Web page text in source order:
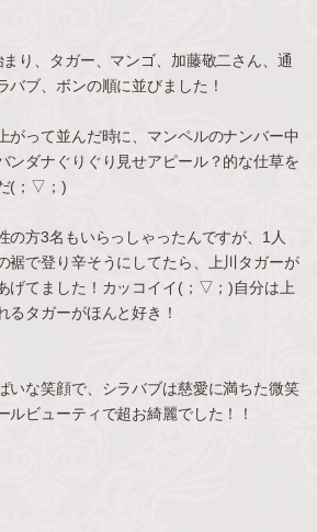
り、タガー、マンゴ、加藤敬二さん、通
バブ、ボンの順に並びました！
がって並んだ時に、マンペルのナンバー中
ンダナぐりぐり見せアピール？的な仕草を
(；▽；)
の方3名もいらっしゃったんですが、1人
裾で登り辛そうにしてたら、上川タガーが
げてました！カッコイイ(；▽；)自分は上
るタガーがほんと好き！
いな笑顔で、シラバブは慈愛に満ちた微笑
ルビューティで超お綺麗でした！！